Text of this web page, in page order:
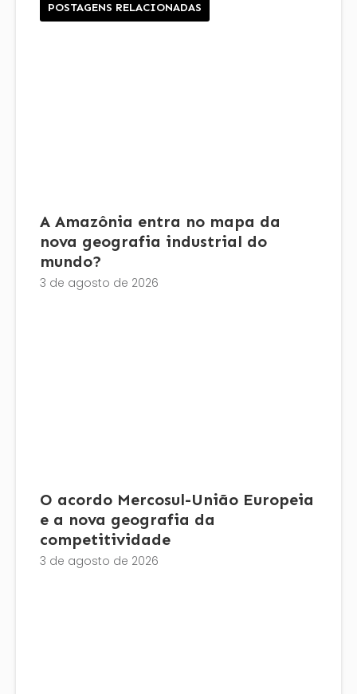
POSTAGENS RELACIONADAS
A Amazônia entra no mapa da
nova geografia industrial do
mundo?
3 de agosto de 2026
O acordo Mercosul-União Europeia
e a nova geografia da
competitividade
3 de agosto de 2026